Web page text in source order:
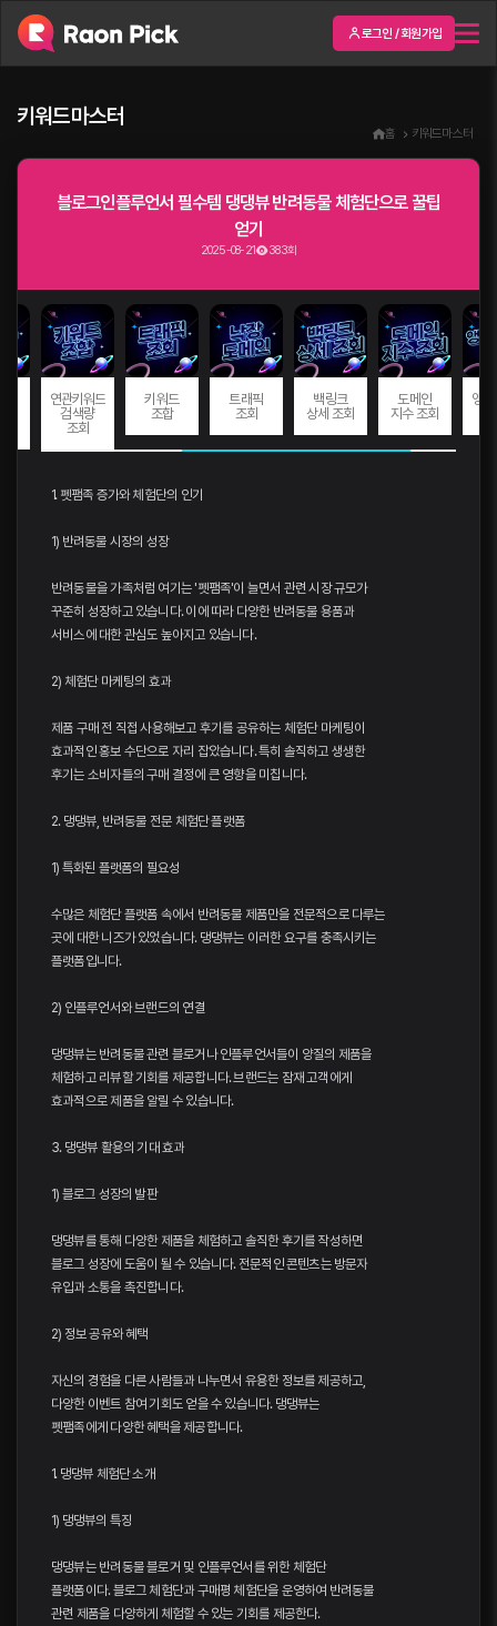
로그인 / 회원가입
키워드마스터
홈 키워드마스터
블로그인플루언서 필수템 댕댕뷰 반려동물 체험단으로 꿀팁
얻기
2025-08-21 383회
연관키워드
검색량
조회
키워드
조합
트래픽
조회
백링크
상세 조회
도메인
지수 조회
앵
1. 펫팸족 증가와 체험단의 인기
1) 반려동물 시장의 성장
반려동물을 가족처럼 여기는 '펫팸족'이 늘면서 관련 시장 규모가
꾸준히 성장하고 있습니다. 이에 따라 다양한 반려동물 용품과
서비스에 대한 관심도 높아지고 있습니다.
2) 체험단 마케팅의 효과
제품 구매 전 직접 사용해보고 후기를 공유하는 체험단 마케팅이
효과적인 홍보 수단으로 자리 잡았습니다. 특히 솔직하고 생생한
후기는 소비자들의 구매 결정에 큰 영향을 미칩니다.
2. 댕댕뷰, 반려동물 전문 체험단 플랫폼
1) 특화된 플랫폼의 필요성
수많은 체험단 플랫폼 속에서 반려동물 제품만을 전문적으로 다루는
곳에 대한 니즈가 있었습니다. 댕댕뷰는 이러한 요구를 충족시키는
플랫폼입니다.
2) 인플루언서와 브랜드의 연결
댕댕뷰는 반려동물 관련 블로거나 인플루언서들이 양질의 제품을
체험하고 리뷰할 기회를 제공합니다. 브랜드는 잠재 고객에게
효과적으로 제품을 알릴 수 있습니다.
3. 댕댕뷰 활용의 기대 효과
1) 블로그 성장의 발판
댕댕뷰를 통해 다양한 제품을 체험하고 솔직한 후기를 작성하면
블로그 성장에 도움이 될 수 있습니다. 전문적인 콘텐츠는 방문자
유입과 소통을 촉진합니다.
2) 정보 공유와 혜택
자신의 경험을 다른 사람들과 나누면서 유용한 정보를 제공하고,
다양한 이벤트 참여 기회도 얻을 수 있습니다. 댕댕뷰는
펫팸족에게 다양한 혜택을 제공합니다.
1. 댕댕뷰 체험단 소개
1) 댕댕뷰의 특징
댕댕뷰는 반려동물 블로거 및 인플루언서를 위한 체험단
플랫폼이다. 블로그 체험단과 구매평 체험단을 운영하여 반려동물
관련 제품을 다양하게 체험할 수 있는 기회를 제공한다.